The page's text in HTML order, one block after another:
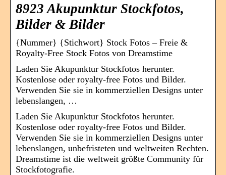
8923 Akupunktur Stockfotos,
Bilder & Bilder
{Nummer} {Stichwort} Stock Fotos – Freie &
Royalty-Free Stock Fotos von Dreamstime
Laden Sie Akupunktur Stockfotos herunter.
Kostenlose oder royalty-free Fotos und Bilder.
Verwenden Sie sie in kommerziellen Designs unter
lebenslangen, …
Laden Sie Akupunktur Stockfotos herunter.
Kostenlose oder royalty-free Fotos und Bilder.
Verwenden Sie sie in kommerziellen Designs unter
lebenslangen, unbefristeten und weltweiten Rechten.
Dreamstime ist die weltweit größte Community für
Stockfotografie.